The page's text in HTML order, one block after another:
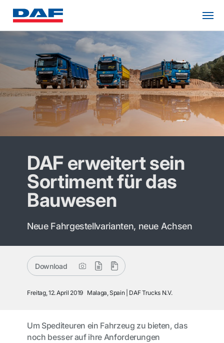
DAF erweitert sein
Sortiment für das
Bauwesen
Neue Fahrgestellvarianten, neue Achsen
Download
Freitag, 12. April 2019 Malaga, Spain DAF Trucks N.V.
Um Spediteuren ein Fahrzeug zu bieten, das
noch besser auf ihre Anforderungen